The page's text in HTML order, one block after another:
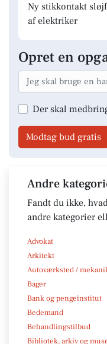
Ny stikkontakt
af elektriker
Opret en
Der skal
Modtag bud gratis
Andre
Fandt du ikke,
andre kategorier
Advokat
Arkitekt
Autoværksted /
Bager
Bank og pengeinstitut
Bedemand
Behandlingstilbud
Bibliotek, arkiv og